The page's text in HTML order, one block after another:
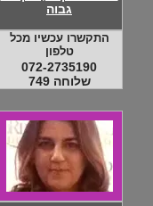
גבוה
התקשרו עכשיו מכל
טלפון
072-2735190
שלוחה 749